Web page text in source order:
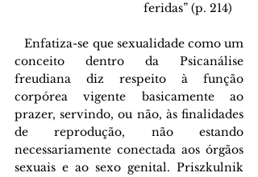
feridas” (p. 214)
   Enfatiza-se que sexualidade como um
conceito dentro da Psicanálise
freudiana diz respeito à função
corpórea vigente basicamente ao
prazer, servindo, ou não, às finalidades
de reprodução, não estando
necessariamente conectada aos órgãos
sexuais e ao sexo genital. Priszkulnik